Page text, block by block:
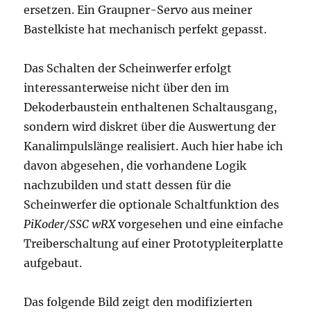
ersetzen. Ein Graupner-Servo aus meiner
Bastelkiste hat mechanisch perfekt gepasst.
Das Schalten der Scheinwerfer erfolgt
interessanterweise nicht über den im
Dekoderbaustein enthaltenen Schaltausgang,
sondern wird diskret über die Auswertung der
Kanalimpulslänge realisiert. Auch hier habe ich
davon abgesehen, die vorhandene Logik
nachzubilden und statt dessen für die
Scheinwerfer die optionale Schaltfunktion des
PiKoder/SSC wRXvorgesehen und eine einfache
Treiberschaltung auf einer Prototypleiterplatte
aufgebaut.
Das folgende Bild zeigt den modifizierten